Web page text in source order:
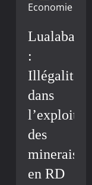
Economie
Lualaba
:
Illégalité
dans
des
minerais
en RD